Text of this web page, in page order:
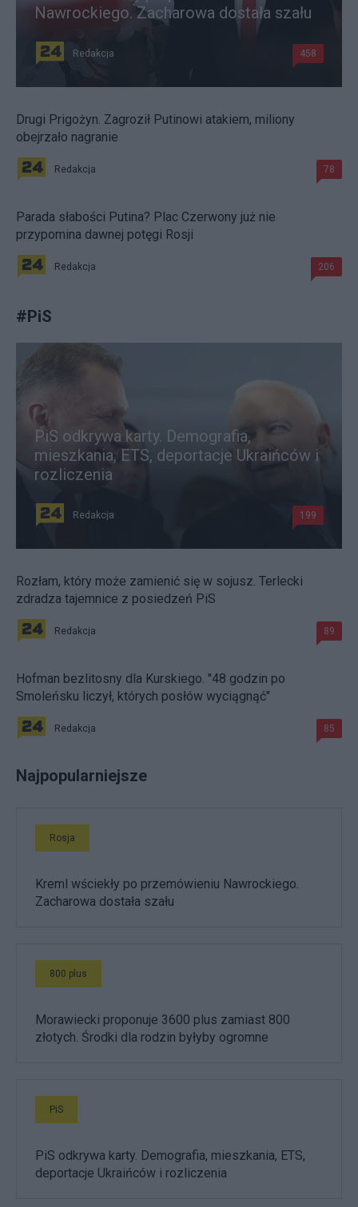
Nawrockiego. Zacharowa dostała szału
Redakcja 458
Drugi Prigożyn. Zagroził Putinowi atakiem, miliony
obejrzało nagranie
Redakcja 78
Parada słabości Putina? Plac Czerwony już nie
przypomina dawnej potęgi Rosji
Redakcja 206
#PiS
PiS odkrywa karty. Demografia,
mieszkania, ETS, deportacje Ukraińców i
rozliczenia
Redakcja 199
Rozłam, który może zamienić się w sojusz. Terlecki
zdradza tajemnice z posiedzeń PiS
Redakcja 89
Hofman bezlitosny dla Kurskiego. "48 godzin po
Smoleńsku liczył, których posłów wyciągnąć"
Redakcja 85
Najpopularniejsze
Rosja
Kreml wściekły po przemówieniu Nawrockiego.
Zacharowa dostała szału
800 plus
Morawiecki proponuje 3600 plus zamiast 800
złotych. Środki dla rodzin byłyby ogromne
PiS
PiS odkrywa karty. Demografia, mieszkania, ETS,
deportacje Ukraińców i rozliczenia